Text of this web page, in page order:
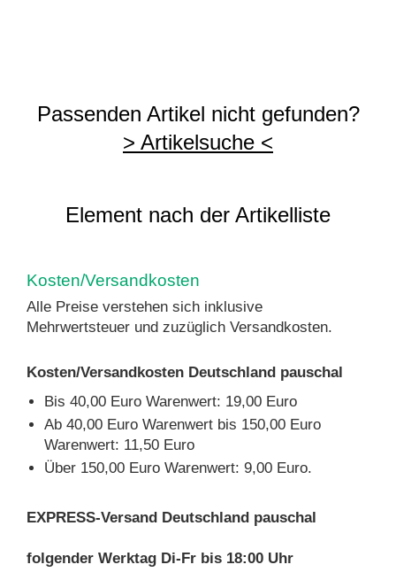
Passenden Artikel nicht gefunden?
> Artikelsuche <
Element nach der Artikelliste
Kosten/Versandkosten
Alle Preise verstehen sich inklusive
Mehrwertsteuer und zuzüglich Versandkosten.
Kosten/Versandkosten Deutschland pauschal
Bis 40,00 Euro Warenwert: 19,00 Euro
Ab 40,00 Euro Warenwert bis 150,00 Euro
Warenwert: 11,50 Euro
Über 150,00 Euro Warenwert: 9,00 Euro.
EXPRESS-Versand Deutschland pauschal
folgender Werktag Di-Fr bis 18:00 Uhr